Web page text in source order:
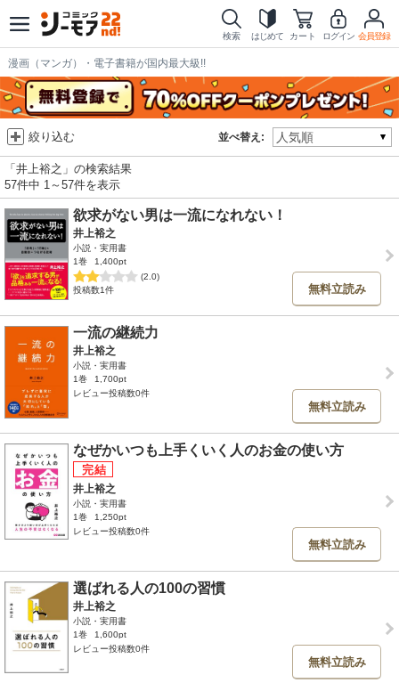
検索 はじめて カート ログイン 会員登録
漫画（マンガ）・電子書籍が国内最大級!!
並べ替え:
絞り込む
「井上裕之」の検索結果
57件中 1～57件を表示
欲求がない男は一流になれない！
井上裕之
小説・実用書
1巻
1,400pt
(2.0)
投稿数1件
無料立読み
一流の継続力
井上裕之
小説・実用書
1巻
1,700pt
レビュー投稿数0件
無料立読み
なぜかいつも上手くいく人のお金の使い方
井上裕之
小説・実用書
1巻
1,250pt
レビュー投稿数0件
無料立読み
選ばれる人の100の習慣
井上裕之
小説・実用書
1巻
1,600pt
レビュー投稿数0件
無料立読み